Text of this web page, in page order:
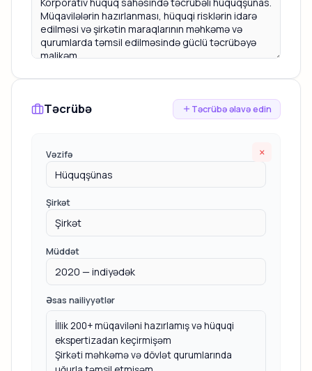
Təcrübə Təcrübə əlavə edin
×
Vəzifə
Şirkət
Müddət
Əsas nailiyyətlər